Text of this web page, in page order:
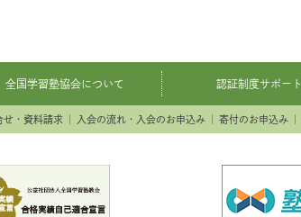
全国学習塾協会について 認証制度サポート
せ・資料請求 入会の流れ・入会のお申込み 寄付のお申込み